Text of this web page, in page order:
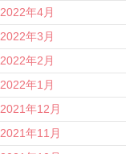
2022年4月
2022年3月
2022年2月
2022年1月
2021年12月
2021年11月